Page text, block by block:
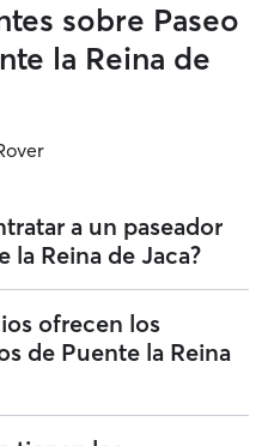
sobre Paseo
la Reina de
a un paseador
la Reina de Jaca?
Rover tienen plena libertad
de un paseador de
Jaca en Rover en agosto 2026
incluyendo las tarifas de
ofrecen los
de Puente la Reina